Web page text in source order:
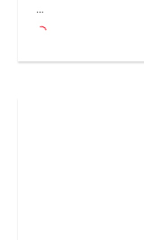
Der WD-40
Verkaufsdisplay
übersichtliche
Platz für
Liter auf dem
Metallausführung
den täglichen
Unbestückt
Ideal zur